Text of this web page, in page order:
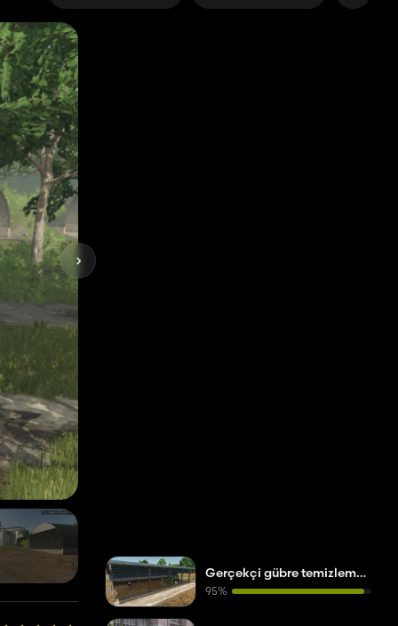
Gerçekçi gübre temizleme sistemi
95%